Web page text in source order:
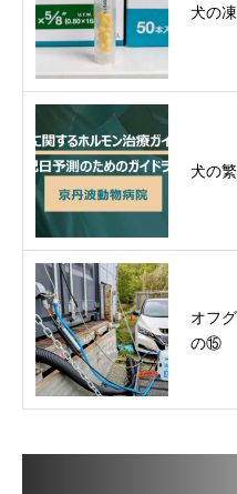
犬の
犬の
オフ
の⑮